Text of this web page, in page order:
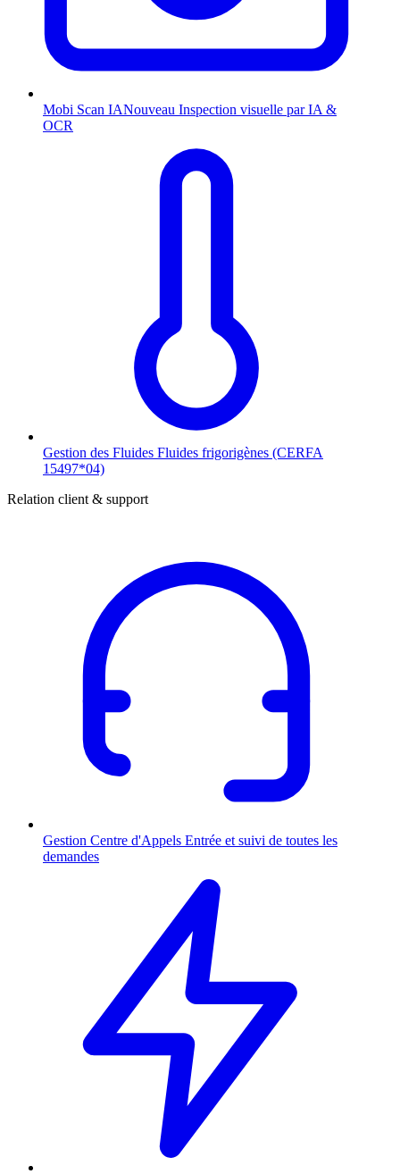
Mobi Scan IANouveau Inspection visuelle par IA &
OCR
Gestion des Fluides Fluides frigorigènes (CERFA
15497*04)
Relation client & support
Gestion Centre d'Appels Entrée et suivi de toutes les
demandes